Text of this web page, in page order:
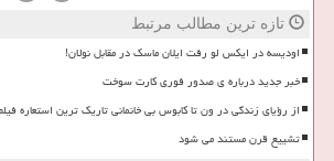
تازه ترین مطالب مرتبط
اودیسه در ایکس لو رفت ایلان ماسک در مقابل نولان!
خبر جدید درباره ی صدور فوری کارت سوخت
از رؤیای زندگی در ون تا کابوس بی خانمانی تاریک ترین استعاره
تشییع قرن مستند می شود